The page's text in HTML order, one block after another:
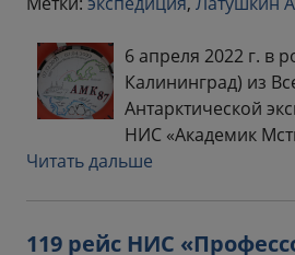
6 апреля 2022 г. в
Калининград) из
Антарктической
НИС «Академик
Читать дальше
119 рейс НИС